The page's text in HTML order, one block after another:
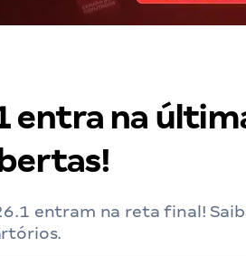
entra na
entram na reta final!